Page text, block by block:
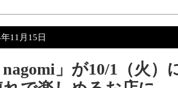
11月15日
」が10/1（火）